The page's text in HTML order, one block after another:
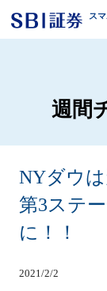
ス
週間
NYダウ
第3ステ
に！！
2021/2/2